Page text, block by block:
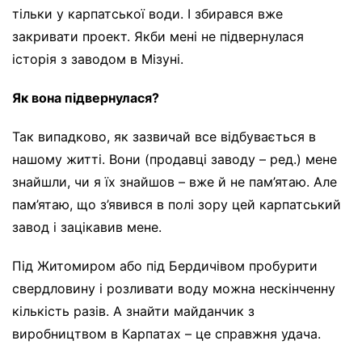
тільки у карпатської води. І збирався вже
закривати проект. Якби мені не підвернулася
історія з заводом в Мізуні.
Як вона підвернулася?
Так випадково, як зазвичай все відбувається в
нашому житті. Вони (продавці заводу – ред.) мене
знайшли, чи я їх знайшов – вже й не пам’ятаю. Але
пам’ятаю, що з’явився в полі зору цей карпатський
завод і зацікавив мене.
Під Житомиром або під Бердичівом пробурити
свердловину і розливати воду можна нескінченну
кількість разів. А знайти майданчик з
виробництвом в Карпатах – це справжня удача.